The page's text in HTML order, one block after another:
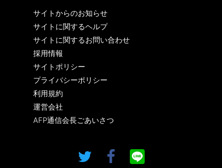
サイトからのお知らせ
サイトに関するヘルプ
サイトに関するお問い合わせ
採用情報
サイトポリシー
プライバシーポリシー
利用規約
運営会社
AFP通信会長ごあいさつ